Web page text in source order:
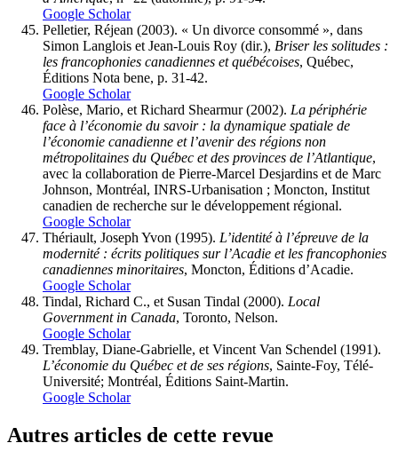
Google Scholar
Pelletier, Réjean (2003). « Un divorce consommé », dans
Simon Langlois et Jean-Louis Roy (dir.), Briser les solitudes :
les francophonies canadiennes et québécoises, Québec,
Éditions Nota bene, p. 31-42.
Google Scholar
Polèse, Mario, et Richard Shearmur(2002). La périphérie
face à l’économie du savoir : la dynamique spatiale de
l’économie canadienne et l’avenir des régions non
métropolitaines du Québec et des provinces de l’Atlantique,
avec la collaboration de Pierre-Marcel Desjardins et de Marc
Johnson, Montréal, INRS-Urbanisation ; Moncton, Institut
canadien de recherche sur le développement régional.
Google Scholar
Thériault, Joseph Yvon (1995). L’identité à l’épreuve de la
modernité : écrits politiques sur l’Acadie et les francophonies
canadiennes minoritaires, Moncton, Éditions d’Acadie.
Google Scholar
Tindal, Richard C., et Susan Tindal (2000). Local
Government in Canada, Toronto, Nelson.
Google Scholar
Tremblay, Diane-Gabrielle, et Vincent Van Schendel (1991).
L’économie du Québec et de ses régions, Sainte-Foy, Télé-
Université; Montréal, Éditions Saint-Martin.
Google Scholar
Autres articles de cette revue